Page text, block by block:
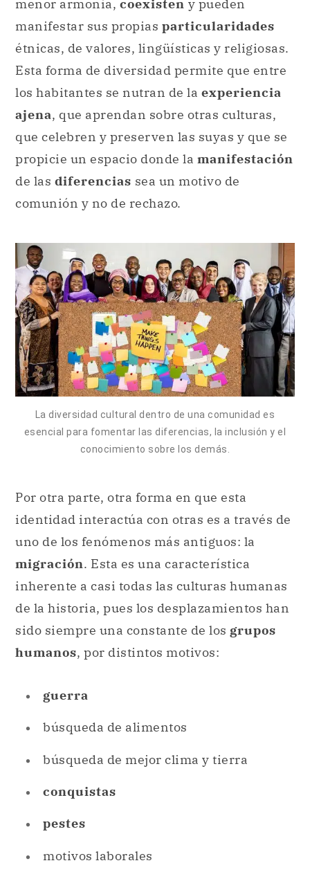
menor armonía, coexisten y pueden
manifestar sus propias particularidades
étnicas, de valores, lingüísticas y religiosas.
Esta forma de diversidad permite que entre
los habitantes se nutran de la experiencia
ajena, que aprendan sobre otras culturas,
que celebren y preserven las suyas y que se
propicie un espacio donde la manifestación
de las diferencias sea un motivo de
comunión y no de rechazo.
La diversidad cultural dentro de una comunidad es
esencial para fomentar las diferencias, la inclusión y el
conocimiento sobre los demás.
Por otra parte, otra forma en que esta
identidad interactúa con otras es a través de
uno de los fenómenos más antiguos: la
migración. Esta es una característica
inherente a casi todas las culturas humanas
de la historia, pues los desplazamientos han
sido siempre una constante de los grupos
humanos, por distintos motivos:
guerra
búsqueda de alimentos
búsqueda de mejor clima y tierra
conquistas
pestes
motivos laborales